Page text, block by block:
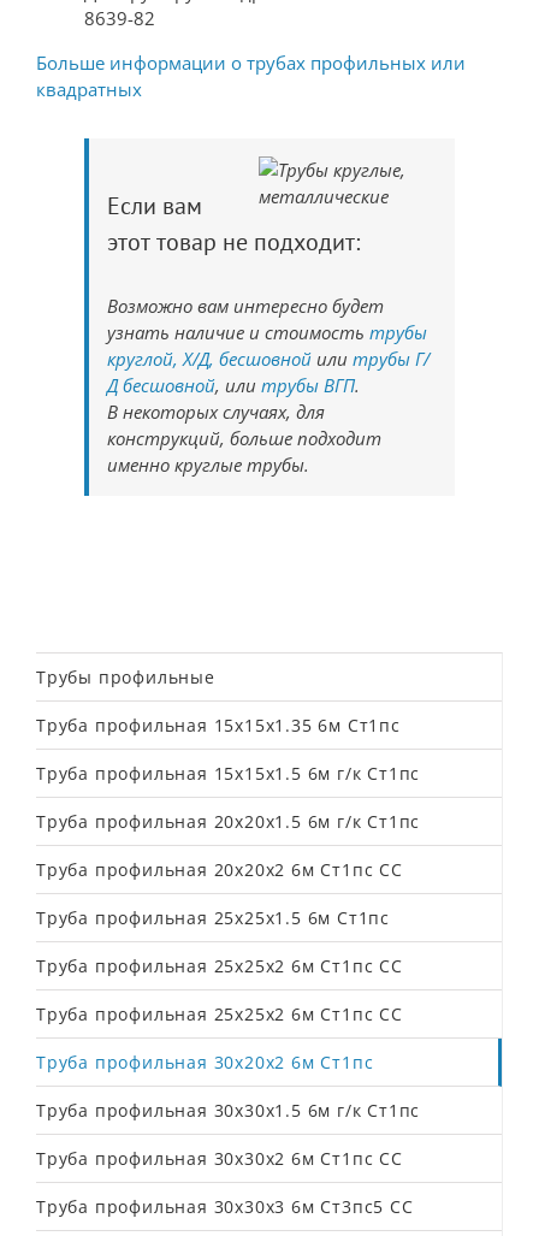
8639-82
Больше информации о трубах профильных или
квадратных
Если вам
этот товар не подходит:
Возможно вам интересно будет
узнать наличие и стоимость трубы
круглой, Х/Д, бесшовной или трубы Г/
Д бесшовной, или трубы ВГП.
В некоторых случаях, для
конструкций, больше подходит
именно круглые трубы.
Трубы профильные
Труба профильная 15х15х1.35 6м Ст1пс
Труба профильная 15х15х1.5 6м г/к Ст1пс
Труба профильная 20х20х1.5 6м г/к Ст1пс
Труба профильная 20х20х2 6м Ст1пс СС
Труба профильная 25х25х1.5 6м Ст1пс
Труба профильная 25х25х2 6м Cт1пс СС
Труба профильная 25х25х2 6м Ст1пс СС
Труба профильная 30х20х2 6м Ст1пс
Труба профильная 30х30х1.5 6м г/к Ст1пс
Труба профильная 30х30х2 6м Ст1пс СС
Труба профильная 30х30х3 6м Ст3пс5 СС